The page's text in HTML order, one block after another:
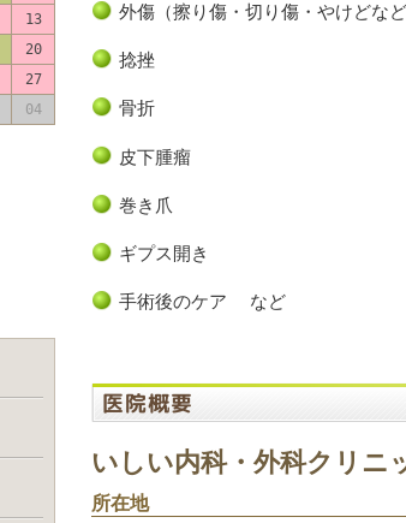
外傷（擦り傷・切り傷・やけどなど
捻挫
骨折
皮下腫瘤
巻き爪
ギプス開き
手術後のケア など
医院概要
いしい内科・外科クリニ
所在地
13
20
27
04